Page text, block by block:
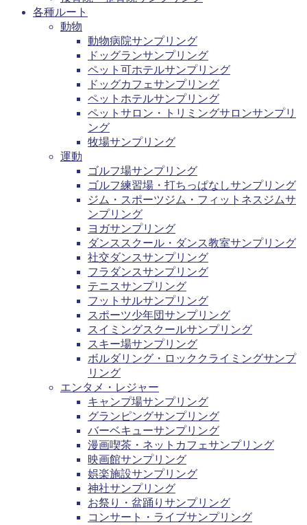
各種ルート
動物
動物病院サンプリング
ドッグランサンプリング
ペット可ホテルサンプリング
ドッグカフェサンプリング
ペットホテルサンプリング
ペットサロン・トリミングサロンサンプリ
ング
牧場サンプリング
運動
ゴルフ場サンプリング
ゴルフ練習場・打ちっぱなしサンプリング
ジム・スポーツジム・フィットネスジムサ
ンプリング
ヨガサンプリング
ダンススクール・ダンス教室サンプリング
社交ダンスサンプリング
フラダンスサンプリング
テニスサンプリング
フットサルサンプリング
スポーツ少年団サンプリング
スイミングスクールサンプリング
スキー場サンプリング
ボルダリング・ロッククライミングサンプ
リング
エンタメ・レジャー
キャンプ場サンプリング
グランピングサンプリング
バーベキューサンプリング
漫画喫茶・ネットカフェサンプリング
映画館サンプリング
娯楽施設サンプリング
神社サンプリング
お祭り・盆踊りサンプリング
コンサート・ライブサンプリング